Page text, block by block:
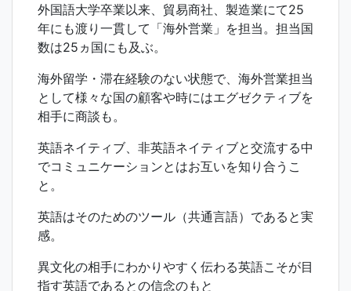
外国語大学卒業以来、貿易商社、製造業にて25
年にも渡り一貫して「海外営業」を担当。担当国
数は25ヵ国にも及ぶ。
海外留学・滞在経験のない状態で、海外営業担当
として様々な国の顧客や時にはエグゼクティブを
相手に商談も。
英語ネイティブ、非英語ネイティブと交流する中
でコミュニケーションとはお互いを知り合うこ
と。
英語はそのためのツール（共通言語）であると実
感。
異文化の相手にわかりやすく伝わる英語こそが目
指す英語であるとの信念のもと